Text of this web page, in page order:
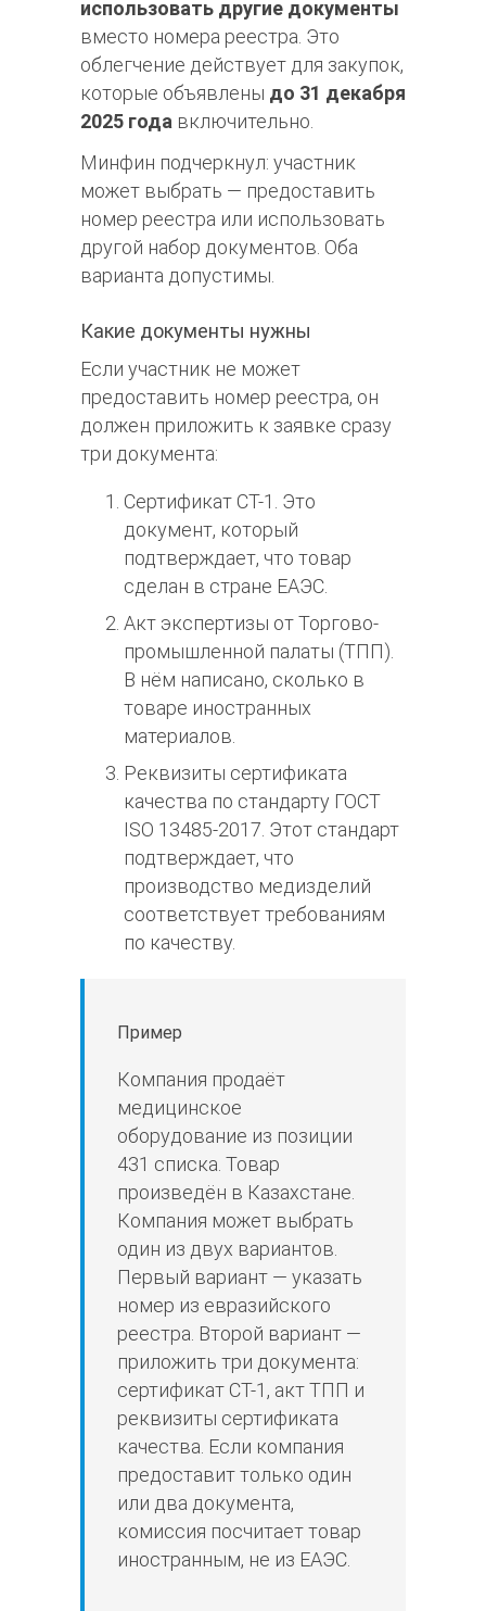
использовать другие документы
вместо номера реестра. Это
облегчение действует для закупок,
которые объявлены до 31 декабря
2025 года включительно.​​
Минфин подчеркнул: участник
может выбрать — предоставить
номер реестра или использовать
другой набор документов. Оба
варианта допустимы.​
Какие документы нужны
Если участник не может
предоставить номер реестра, он
должен приложить к заявке сразу
три документа:​​
Сертификат СТ-1. Это
документ, который
подтверждает, что товар
сделан в стране ЕАЭС.​
Акт экспертизы от Торгово-
промышленной палаты (ТПП).
В нём написано, сколько в
товаре иностранных
материалов.​
Реквизиты сертификата
качества по стандарту ГОСТ
ISO 13485-2017. Этот стандарт
подтверждает, что
производство медизделий
соответствует требованиям
по качеству.​​
Пример
Компания продаёт
медицинское
оборудование из позиции
431 списка. Товар
произведён в Казахстане.
Компания может выбрать
один из двух вариантов.
Первый вариант — указать
номер из евразийского
реестра. Второй вариант —
приложить три документа:
сертификат СТ-1, акт ТПП и
реквизиты сертификата
качества. Если компания
предоставит только один
или два документа,
комиссия посчитает товар
иностранным, не из ЕАЭС.